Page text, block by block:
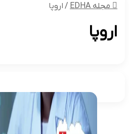
مجله EDHA / اروپا
اروپا